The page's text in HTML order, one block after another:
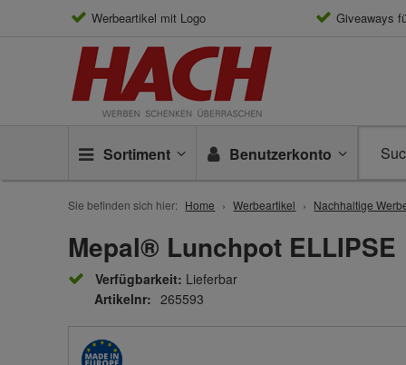
Werbeartikel mit Logo Giveaways
Sortiment Benutzerkonto
Sie befinden sich hier: Home Werbeartikel Nachhaltige
Mepal® Lunchpot ELLIPSE
Verfügbarkeit: Lieferbar
Artikelnr: 265593